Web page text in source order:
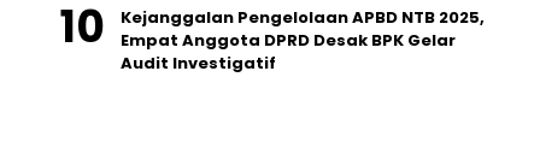
Kejanggalan Pengelolaan APBD NTB 2025,
Empat Anggota DPRD Desak BPK Gelar
Audit Investigatif